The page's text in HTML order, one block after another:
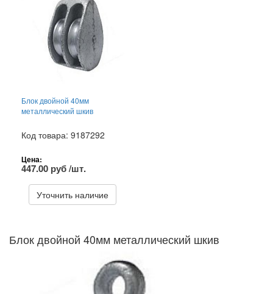
Блок двойной 40мм
металлический шкив
Код товара: 9187292
Цена:
447.00 руб /шт.
Уточнить наличие
Блок двойной 40мм металлический шкив